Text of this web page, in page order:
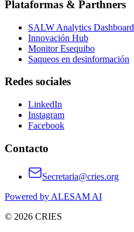
Plataformas & Parthners
SALW Analytics Dashboard
Innovación Hub
Monitor Esequibo
Saqueos en desinformación
Redes sociales
LinkedIn
Instagram
Facebook
Contacto
Secretaria@cries.org
Powered by ALESAM AI
© 2026 CRIES